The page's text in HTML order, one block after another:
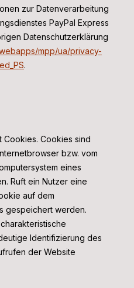
zur Datenverarbeitung
PayPal Express
Datenschutzerklärung
mpp/ua/privacy-
.
Cookies sind
bzw. vom
eines
Ruft ein Nutzer eine
auf dem
gespeichert werden.
Identifizierung des
der Website